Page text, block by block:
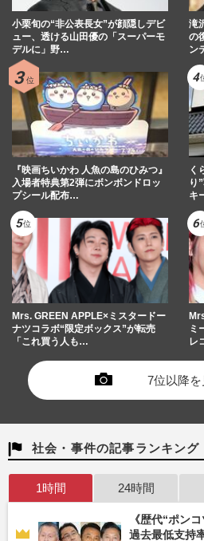
小栗旬の“非公表長女”が顔隠しデビ
ュー、透ける山田優の「スーパーモ
デルに」野…
滝
の
ン
『映画ちいかわ 人魚の島のひみつ』
入場者特典第2弾にボンボンドロッ
プシール配布…
く
り
キ
Mrs. GREEN APPLE×ミスタードー
ナツコラボ“限定ボックス”が転売
「これ買う人も…
ミ
レ
7位以降を
社会・事件の記事ランキング
1時間 24時間
《歴代“ポン
過去最低支持